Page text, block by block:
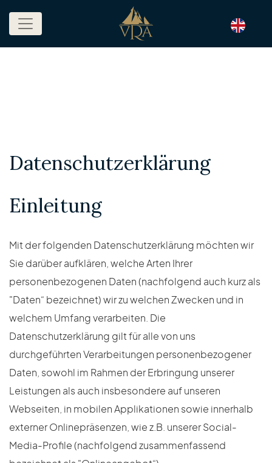
Datenschutzerklärung
Einleitung
Mit der folgenden Datenschutzerklärung möchten wir
Sie darüber aufklären, welche Arten Ihrer
personenbezogenen Daten (nachfolgend auch kurz als
"Daten“ bezeichnet) wir zu welchen Zwecken und in
welchem Umfang verarbeiten. Die
Datenschutzerklärung gilt für alle von uns
durchgeführten Verarbeitungen personenbezogener
Daten, sowohl im Rahmen der Erbringung unserer
Leistungen als auch insbesondere auf unseren
Webseiten, in mobilen Applikationen sowie innerhalb
externer Onlinepräsenzen, wie z.B. unserer Social-
Media-Profile (nachfolgend zusammenfassend